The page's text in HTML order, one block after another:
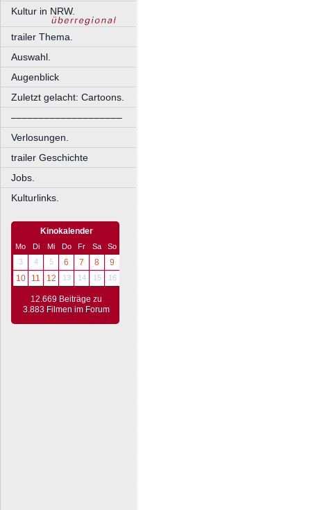
Kultur in NRW.
trailer Thema.
Auswahl.
Augenblick
Zuletzt gelacht: Cartoons.
––––––––––––––––––––
Verlosungen.
trailer Geschichte
Jobs.
Kulturlinks.
Kinokalender
Mo Di Mi Do Fr Sa
So
3
4 5 6 7 8
9
10
11 12 13 14 15 16
12.669 Beiträge zu
3.883 Filmen im Forum